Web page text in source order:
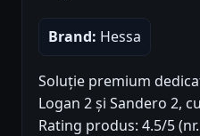
Brand: Hessa
Soluție premium
Logan 2 și Sandero 2,
Rating produs: 4.5/5